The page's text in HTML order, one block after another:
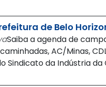
de Belo
Saiba a agenda de
AC/Minas,
da Indústria